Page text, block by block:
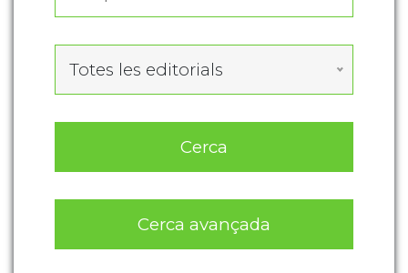
Totes les editorials
Cerca
Cerca avançada